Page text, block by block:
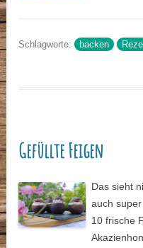
Schlagworte: backen
Gefüllte Feigen
Das sieht
auch
10 frische